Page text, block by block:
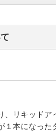
、リキッドア
１本になった